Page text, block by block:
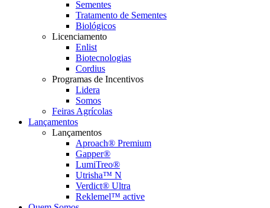
Sementes
Tratamento de Sementes
Biológicos
Licenciamento
Enlist
Biotecnologias
Cordius
Programas de Incentivos
Lidera
Somos
Feiras Agrícolas
Lançamentos
Lançamentos
Aproach® Premium
Gapper®
LumiTreo®
Utrisha™ N
Verdict® Ultra
Reklemel™ active